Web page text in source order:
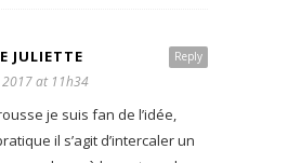
Reply
JULIETTE
at 11h34
je suis fan de l’idée,
il s’agit d’intercaler un